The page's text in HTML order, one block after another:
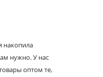
накопила
нужно. У нас
оптом те,